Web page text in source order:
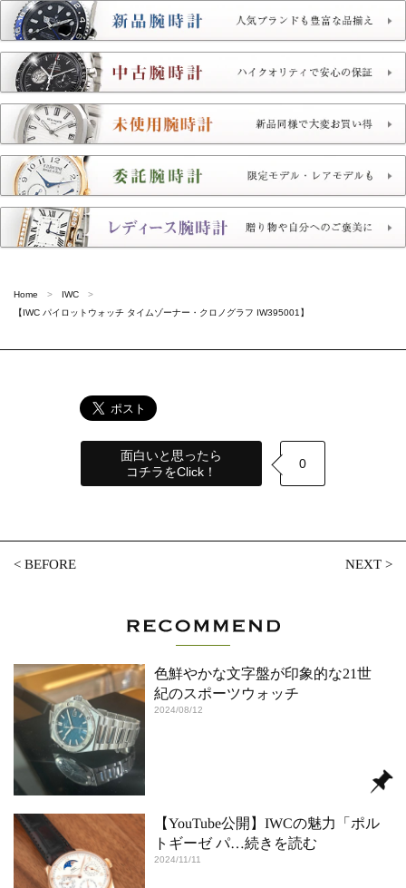
Home
IWC
【IWC パイロットウォッチ タイムゾーナー・クロノグラフ IW395001】
面白いと思ったら
コチラをClick！
0
<BEFORE NEXT>
色鮮やかな文字盤が印象的な21世
紀のスポーツウォッチ
2024/08/12
【YouTube公開】IWCの魅力「ポル
トギーゼ パ…続きを読む
2024/11/11